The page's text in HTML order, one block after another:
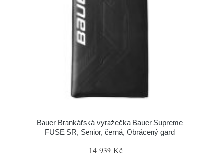
Bauer Brankářská vyrážečka Bauer Supreme
FUSE SR, Senior, černá, Obrácený gard
14 939 Kč